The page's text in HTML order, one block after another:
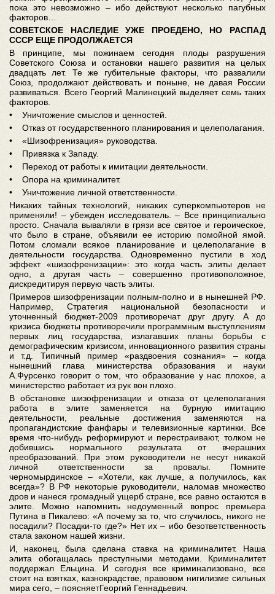
пока это невозможно – ибо действуют несколько пагубных
факторов…
СОВЕТСКОЕ НАСЛЕДИЕ УЖЕ ПРОЕДЕНО, НО РАСПАД
СССР ЕЩЕ ПРОДОЛЖАЕТСЯ
В принципе, мы пожинаем сегодня плоды разрушения
Советского Союза и остановки нашего развития на целых
двадцать лет. Те же губительные факторы, что развалили
Союз, продолжают действовать и поныне, не давая России
развиваться. Всего Георгий Малинецкий выделяет семь таких
факторов.
• Уничтожение смыслов и ценностей.
• Отказ от государственного планирования и целеполагания.
• «Шизофренизация» руководства.
• Привязка к Западу.
• Переход от работы к имитации деятельности.
• Опора на криминалитет.
• Уничтожение личной ответственности.
Никаких тайных технологий, никаких суперкомпьютеров не
применяли! – убежден исследователь. – Все принципиально
просто. Сначала вываляли в грязи все святое и героическое,
что было в стране, объявили ее историю помойной ямой.
Потом сломали всякое планирование и целеполагание в
деятельности государства. Одновременно пустили в ход
эффект «шизофренизации»: это когда часть элиты делает
одно, а другая часть – совершенно противоположное,
дискредитируя первую часть элиты.
Примеров шизофренизации полным-полно и в нынешней РФ.
Например, Стратегия национальной безопасности и
уточненный бюджет-2009 противоречат друг другу. А до
кризиса бюджеты противоречили программным выступлениям
первых лиц государства, излагавших планы борьбы с
демографическим кризисом, инновационного развития страны
и т.д. Типичный пример «раздвоения сознания» – когда
нынешний глава министерства образования и науки
А.Фурсенко говорит о том, что образование у нас плохое, а
министерство работает из рук вон плохо.
В обстановке шизофренизации и отказа от целеполагания
работа в элите заменяется на бурную имитацию
деятельности, реальные достижения заменяются на
пропагандистские фанфары и телевизионные картинки. Все
время что-нибудь реформируют и перестраивают, толком не
добившись нормального результата от вчерашних
преобразований. При этом руководители не несут никакой
личной ответственности за провалы. Помните
черномырдинское – «Хотели, как лучше, а получилось, как
всегда»? В РФ некоторые руководители, наломав множество
дров и нанеся громадный ущерб стране, все равно остаются в
элите. Можно напомнить недоуменный вопрос премьера
Путина в Пикалево: «А почему за то, что случилось, никого не
посадили? Посадки-то где?» Нет их – ибо безответственность
стала законом нашей жизни.
И, наконец, была сделана ставка на криминалитет. Наша
элита обогащалась преступными методами. Криминалитет
поддержал Ельцина. И сегодня все криминализовано, все
стоит на взятках, казнокрадстве, правовом нигилизме сильных
мира сего, – поясняетГеоргий Геннадьевич.